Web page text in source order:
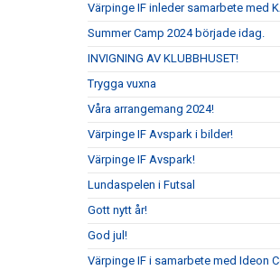
Värpinge IF inleder samarbete med
Summer Camp 2024 började idag.
INVIGNING AV KLUBBHUSET!
Trygga vuxna
Våra arrangemang 2024!
Värpinge IF Avspark i bilder!
Värpinge IF Avspark!
Lundaspelen i Futsal
Gott nytt år!
God jul!
Värpinge IF i samarbete med Ideon